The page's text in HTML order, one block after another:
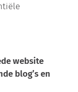
website
blog’s en